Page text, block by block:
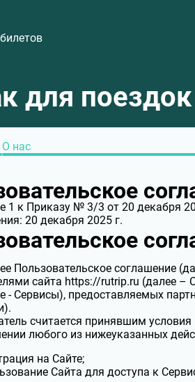
для поездок
О нас
1 к Приказу № 3/3 от 20 декабря
20 декабря 2025 г.
Пользовательское соглашение
сайта https://rutrip.ru (далее –
- Сервисы), предоставляемых
считается принявшим
любого из нижеуказанных
на Сайте;
Сайта для доступа к